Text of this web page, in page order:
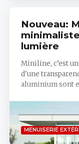
Nouveau:
lumière
Miniline, c’est
d'une
aluminium sont
MENUISERIE